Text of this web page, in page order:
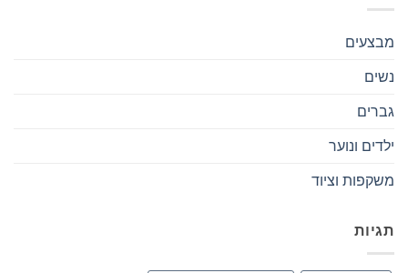
מבצעים
נשים
גברים
ילדים ונוער
משקפות וציוד
תגיות